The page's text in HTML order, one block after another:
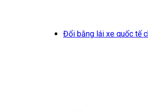
Đổi bằng lái xe quốc tế